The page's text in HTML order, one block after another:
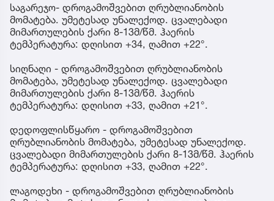
საგარეჯო- დროგამოშვებით ღრუბლიანობის
მომატება. უმეტესად უნალექოდ. ცვალებადი
მიმართულების ქარი 8-13მ/წმ. ჰაერის
ტემპერატურა: დღისით +34, ღამით +22°.
სიღნაღი - დროგამოშვებით ღრუბლიანობის
მომატება, უმეტესად უნალექოდ. ცვალებადი
მიმართულების ქარი 8-13მ/წმ. ჰაერის
ტემპერატურა: დღისით +33, ღამით +21°.
დედოფლისწყარო - დროგამოშვებით
ღრუბლიანობის მომატება, უმეტესად უნალექოდ.
ცვალებადი მიმართულების ქარი 8-13მ/წმ. ჰაერის
ტემპერატურა: დღისით +33, ღამით +22°.
ლაგოდეხი - დროგამოშვებით ღრუბლიანობის